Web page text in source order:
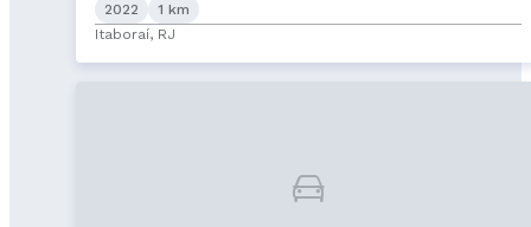
2022
1 km
Itaboraí, RJ